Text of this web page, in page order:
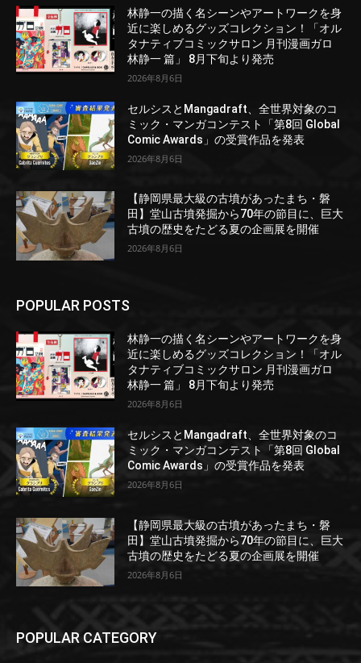
林静一の描く名シーンやアートワークを身
近に楽しめるグッズコレクション！「オル
タナティブコミックサロン 月刊漫画ガロ
林静一 篇」 8月下旬より発売
2026年8月6日
セルシスとMangadraft、全世界対象のコ
ミック・マンガコンテスト「第8回 Global
Comic Awards」の受賞作品を発表
2026年8月6日
【静岡県最大級の古墳があったまち・磐
田】堂山古墳発掘から70年の節目に、巨大
古墳の歴史をたどる夏の企画展を開催
2026年8月6日
POPULAR POSTS
林静一の描く名シーンやアートワークを身
近に楽しめるグッズコレクション！「オル
タナティブコミックサロン 月刊漫画ガロ
林静一 篇」 8月下旬より発売
2026年8月6日
セルシスとMangadraft、全世界対象のコ
ミック・マンガコンテスト「第8回 Global
Comic Awards」の受賞作品を発表
2026年8月6日
【静岡県最大級の古墳があったまち・磐
田】堂山古墳発掘から70年の節目に、巨大
古墳の歴史をたどる夏の企画展を開催
2026年8月6日
POPULAR CATEGORY